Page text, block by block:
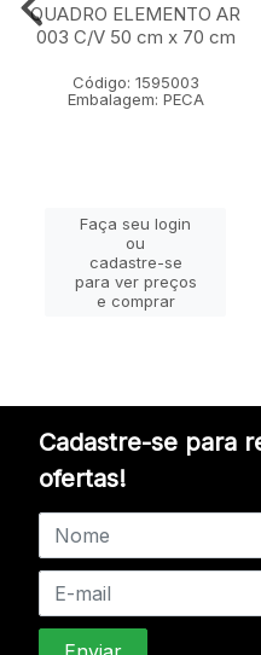
QUADRO ELEMENTO AR
003 C/V 50 cm x 70 cm
Código: 1595003
Embalagem: PECA
Faça seu login
ou
cadastre-se
para ver preços
e comprar
Cadastre-se para
ofertas!